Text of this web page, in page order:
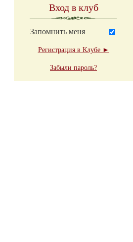
Вход в клуб
Запомнить меня
Регистрация в Клубе ►
Забыли пароль?